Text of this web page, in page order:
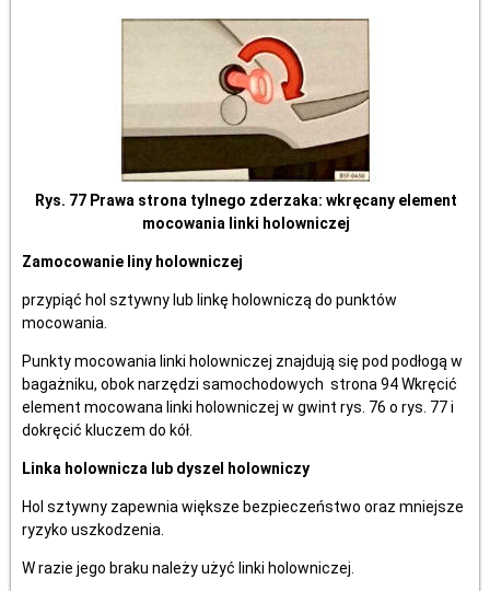
Rys. 77 Prawa strona tylnego zderzaka: wkręcany element
mocowania linki holowniczej
Zamocowanie liny holowniczej
przypiąć hol sztywny lub linkę holowniczą do punktów
mocowania.
Punkty mocowania linki holowniczej znajdują się pod podłogą w
bagażniku, obok narzędzi samochodowych strona 94 Wkręcić
element mocowana linki holowniczej w gwint rys. 76 o rys. 77 i
dokręcić kluczem do kół.
Linka holownicza lub dyszel holowniczy
Hol sztywny zapewnia większe bezpieczeństwo oraz mniejsze
ryzyko uszkodzenia.
W razie jego braku należy użyć linki holowniczej.